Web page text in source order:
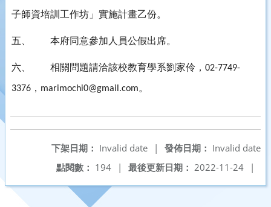
子師資培訓工作坊」實施計畫乙份。
五、 本府同意參加人員公假出席。
六、 相關問題請洽該校教育學系劉家伶， 02-7749-
3376 ， marimochi0@gmail.com。
發佈日期： Invalid date
下架日期： Invalid date
|
最後更新日期： 2022-11-24 |
點閱數： 194 |